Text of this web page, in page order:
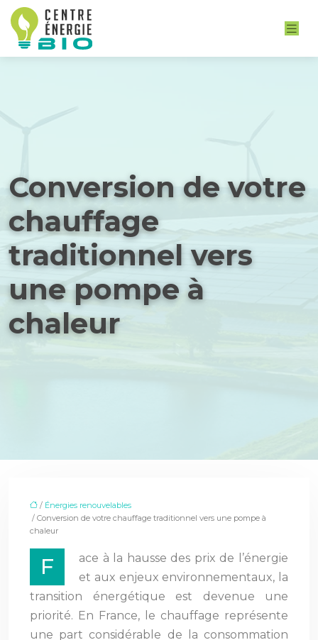
Conversion de votre
chauffage
traditionnel vers
une pompe à
chaleur
/ Énergies renouvelables
/ Conversion de votre chauffage traditionnel vers une pompe à
chaleur
F
ace à la hausse des prix de l’énergie
et aux enjeux environnementaux, la
transition énergétique est devenue une
priorité. En France, le chauffage représente
une part considérable de la consommation